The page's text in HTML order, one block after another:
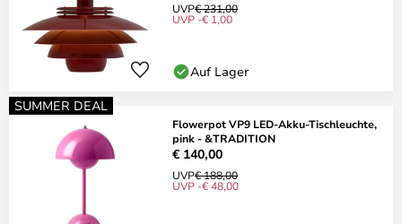
UVP€ 231,00
UVP -€ 1,00
Auf Lager
SUMMER DEAL
Flowerpot VP9 LED-Akku-Tischleuchte,
pink - &TRADITION
€ 140,00
UVP€ 188,00
UVP -€ 48,00